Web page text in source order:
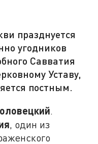
празднуется
угодников
Савватия
Уставу,
постным.
.
, один из